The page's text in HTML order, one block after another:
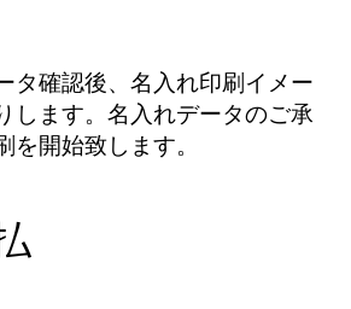
タ確認後、名入れ印刷イメー
します。名入れデータのご承
を開始致します。